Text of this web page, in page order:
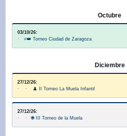
Octubre
03/10/26:
· ⭐👑 Torneo Ciudad de Zaragoza
Diciembre
27/12/26:
· · ♟️ II Torneo La Muela Infantil
27/12/26:
· · 🌐 III Torneo de la Muela